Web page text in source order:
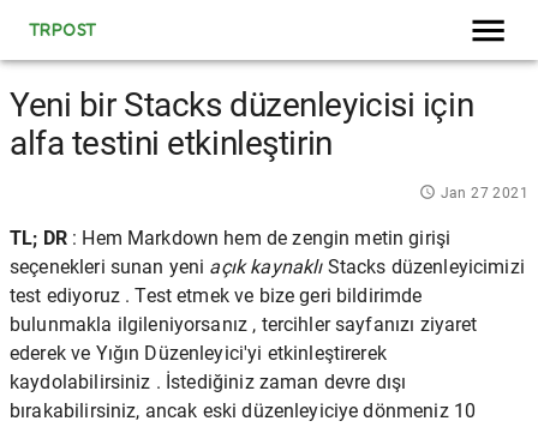
TRPOST
Yeni bir Stacks düzenleyicisi için
alfa testini etkinleştirin
Jan 27 2021
TL; DR: Hem Markdown hem de zengin metin girişi
seçenekleri sunan yeni açık kaynaklıStacks düzenleyicimizi
test ediyoruz . Test etmek ve bize geri bildirimde
bulunmakla ilgileniyorsanız , tercihler sayfanızı ziyaret
ederek ve Yığın Düzenleyici'yi etkinleştirerek
kaydolabilirsiniz . İstediğiniz zaman devre dışı
bırakabilirsiniz, ancak eski düzenleyiciye dönmeniz 10